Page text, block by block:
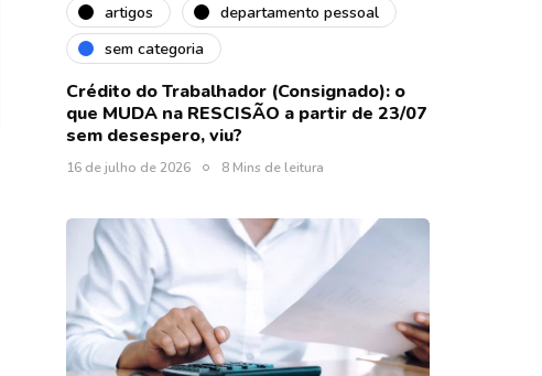
artigos
departamento pessoal
sem categoria
Crédito do Trabalhador (Consignado): o
que MUDA na RESCISÃO a partir de 23/07
sem desespero, viu?
16 de julho de 2026 8 Mins de leitura